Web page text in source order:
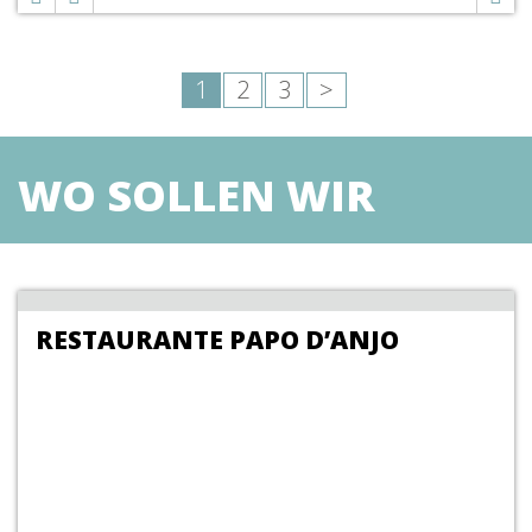
1 2 3 >
WO SOLLEN WIR
RESTAURANTE PAPO D’ANJO